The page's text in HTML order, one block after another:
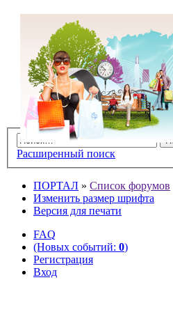
Расширенный поиск
ПОРТАЛ » Список форумов
Изменить размер шрифта
Версия для печати
FAQ
(Новых событий: 0)
Регистрация
Вход